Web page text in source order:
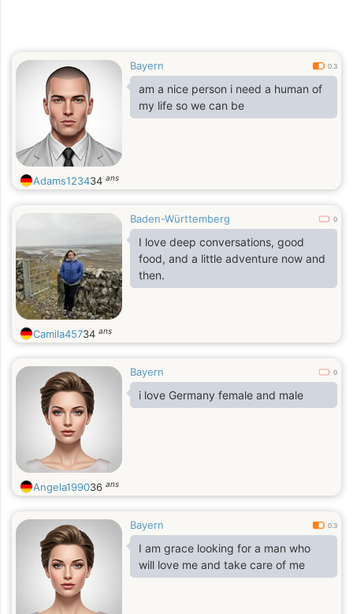
Bayern 0.3
am a nice person i need a human of
my life so we can be
Adams123434 ans
Baden-Württemberg 0
I love deep conversations, good
food, and a little adventure now and
then.
Camila45734 ans
Bayern 0
i love Germany female and male
Angela199036 ans
Bayern 0.3
I am grace looking for a man who
will love me and take care of me